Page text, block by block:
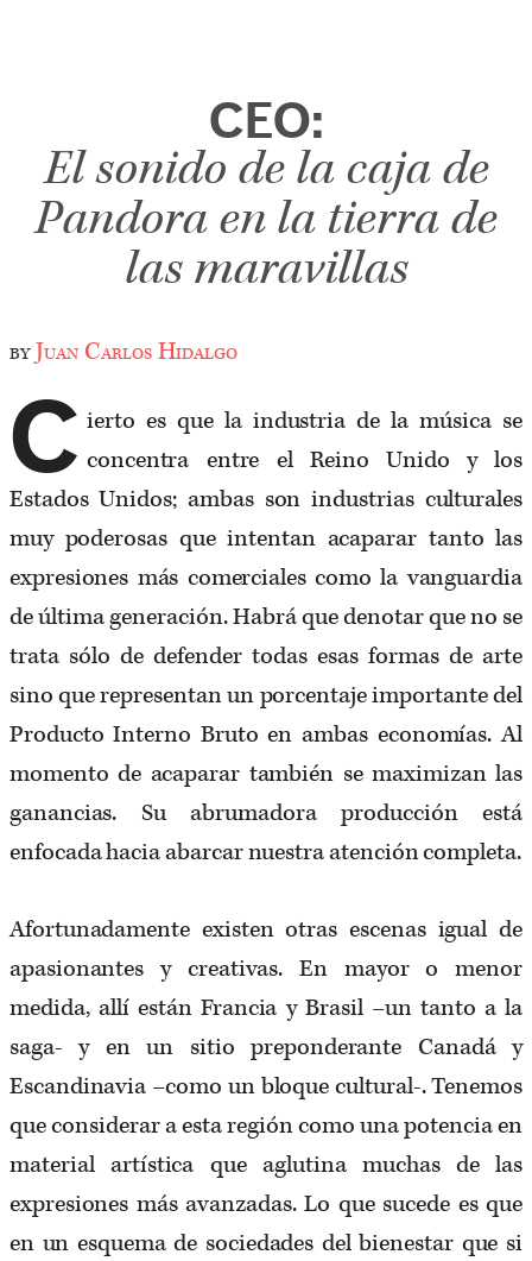
CEO:
El sonido de la caja de
Pandora en la tierra de
las maravillas
byJuan Carlos Hidalgo
C ierto es que la industria de la música se
concentra entre el Reino Unido y los
Estados Unidos; ambas son industrias culturales
muy poderosas que intentan acaparar tanto las
expresiones más comerciales como la vanguardia
de última generación. Habrá que denotar que no se
trata sólo de defender todas esas formas de arte
sino que representan un porcentaje importante del
Producto Interno Bruto en ambas economías. Al
momento de acaparar también se maximizan las
ganancias. Su abrumadora producción está
enfocada hacia abarcar nuestra atención completa.
Afortunadamente existen otras escenas igual de
apasionantes y creativas. En mayor o menor
medida, allí están Francia y Brasil –un tanto a la
saga- y en un sitio preponderante Canadá y
Escandinavia –como un bloque cultural-. Tenemos
que considerar a esta región como una potencia en
material artística que aglutina muchas de las
expresiones más avanzadas. Lo que sucede es que
en un esquema de sociedades del bienestar que si